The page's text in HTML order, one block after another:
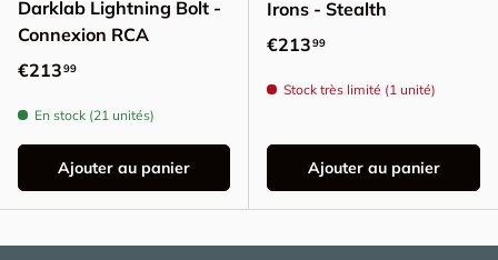
Darklab Lightning Bolt -
Connexion RCA
Prix habituel
€21399
En stock (21 unités)
Ajouter au panier
Irons - Stealth
Prix habituel
€21399
Stock très limité (1 unité)
Ajouter au panier